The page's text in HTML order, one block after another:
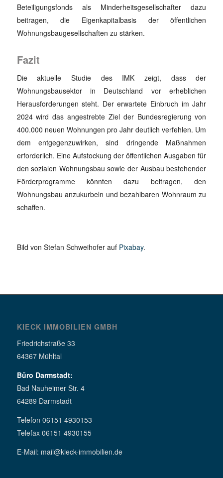
Beteiligungsfonds als Minderheitsgesellschafter dazu
beitragen, die Eigenkapitalbasis der öffentlichen
Wohnungsbaugesellschaften zu stärken.
Fazit
Die aktuelle Studie des IMK zeigt, dass der
Wohnungsbausektor in Deutschland vor erheblichen
Herausforderungen steht. Der erwartete Einbruch im Jahr
2024 wird das angestrebte Ziel der Bundesregierung von
400.000 neuen Wohnungen pro Jahr deutlich verfehlen. Um
dem entgegenzuwirken, sind dringende Maßnahmen
erforderlich. Eine Aufstockung der öffentlichen Ausgaben für
den sozialen Wohnungsbau sowie der Ausbau bestehender
Förderprogramme könnten dazu beitragen, den
Wohnungsbau anzukurbeln und bezahlbaren Wohnraum zu
schaffen.
Bild von Stefan Schweihofer auf Pixabay.
KIECK IMMOBILIEN GMBH
Friedrichstraße 33
64367 Mühltal
Büro Darmstadt:
Bad Nauheimer Str. 4
64289 Darmstadt
Telefon 06151 4930153
Telefax 06151 4930155
E-Mail: mail@kieck-immobilien.de